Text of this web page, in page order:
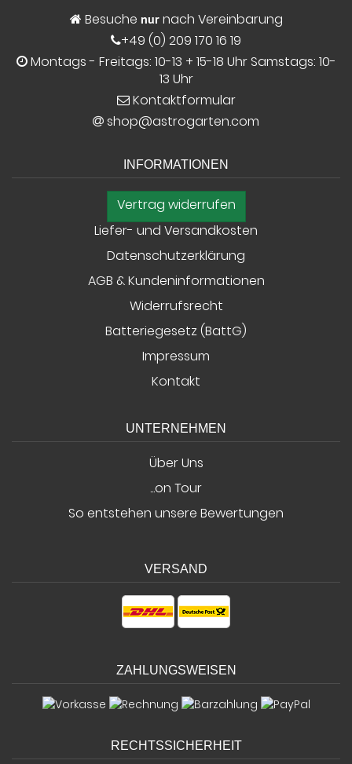
Besuche nurnach Vereinbarung
+49 (0) 209 170 16 19
Montags - Freitags: 10-13 + 15-18 Uhr Samstags: 10-
13 Uhr
Kontaktformular
shop@astrogarten.com
INFORMATIONEN
Vertrag widerrufen
Liefer- und Versandkosten
Datenschutzerklärung
AGB & Kundeninformationen
Widerrufsrecht
Batteriegesetz (BattG)
Impressum
Kontakt
UNTERNEHMEN
Über Uns
...on Tour
So entstehen unsere Bewertungen
VERSAND
ZAHLUNGSWEISEN
RECHTSSICHERHEIT